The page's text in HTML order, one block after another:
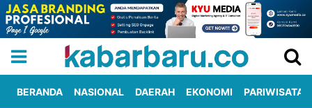
BERANDA NASIONAL DAERAH EKONOMI PARIWISATA